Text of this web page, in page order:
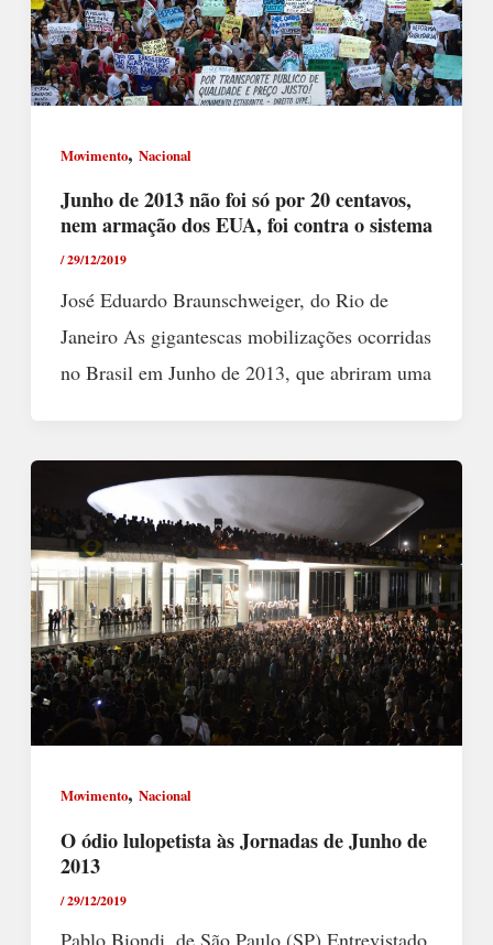
Movimento, Nacional
Junho de 2013 não foi só por 20 centavos,
nem armação dos EUA, foi contra o sistema
/29/12/2019
José Eduardo Braunschweiger, do Rio de
Janeiro As gigantescas mobilizações ocorridas
no Brasil em Junho de 2013, que abriram uma
Movimento, Nacional
O ódio lulopetista às Jornadas de Junho de
2013
/29/12/2019